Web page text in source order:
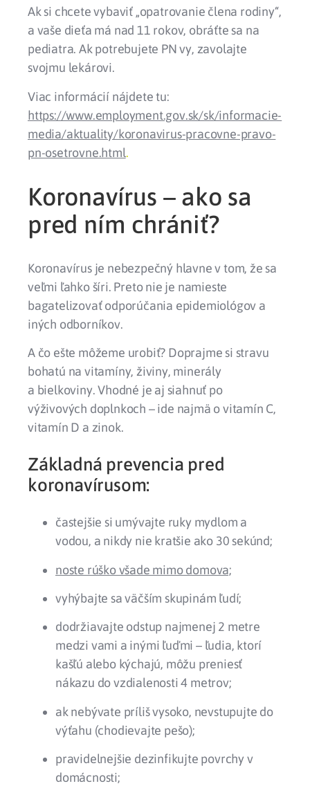
Ak si chcete vybaviť „opatrovanie člena rodiny“,
a vaše dieťa má nad 11 rokov, obráťte sa na
pediatra. Ak potrebujete PN vy, zavolajte
svojmu lekárovi.
Viac informácií nájdete tu:
https://www.employment.gov.sk/sk/informacie-
media/aktuality/koronavirus-pracovne-pravo-
pn-osetrovne.html.
Koronavírus – ako sa
pred ním chrániť?
Koronavírus je nebezpečný hlavne v tom, že sa
veľmi ľahko šíri. Preto nie je namieste
bagatelizovať odporúčania epidemiológov a
iných odborníkov.
A čo ešte môžeme urobiť? Doprajme si stravu
bohatú navitamíny, živiny, minerály
a bielkoviny. Vhodné je aj siahnuť po
výživových doplnkoch – ide najmä o vitamín C,
vitamín D a zinok.
Základná prevencia pred
koronavírusom:
častejšie si umývajte ruky mydlom a
vodou, a nikdy nie kratšie ako 30 sekúnd;
noste rúško všade mimo domova;
vyhýbajte sa väčším skupinám ľudí;
dodržiavajte odstup najmenej 2 metre
medzi vami a inými ľuďmi – ľudia, ktorí
kašľú alebo kýchajú, môžu preniesť
nákazu do vzdialenosti 4 metrov;
ak nebývate príliš vysoko, nevstupujte do
výťahu (chodievajte pešo);
pravidelnejšie dezinfikujte povrchy v
domácnosti;